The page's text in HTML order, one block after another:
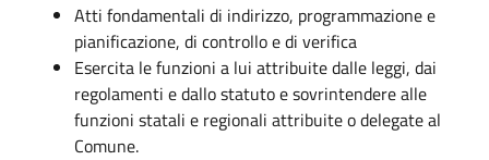
Atti fondamentali di indirizzo, programmazione e
pianificazione, di controllo e di verifica
Esercita le funzioni a lui attribuite dalle leggi, dai
regolamenti e dallo statuto e sovrintendere alle
funzioni statali e regionali attribuite o delegate al
Comune.